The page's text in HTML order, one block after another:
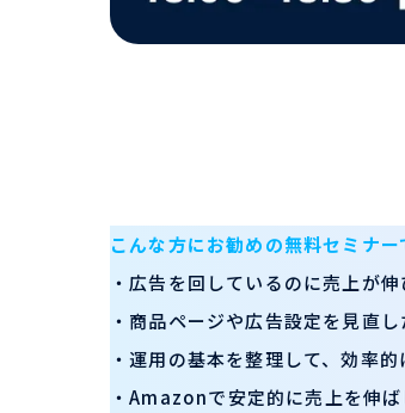
こんな方にお勧めの無料セミナー
・広告を回しているのに売上が
・商品ページや広告設定を見直
・運用の基本を整理して、効率
・Amazonで安定的に売上を伸